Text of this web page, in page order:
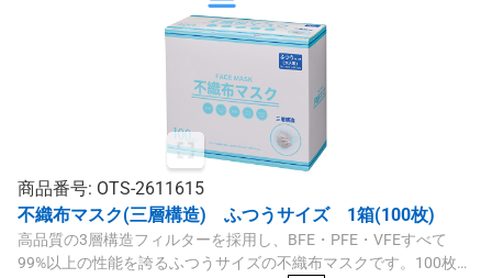
商品番号: OTS-2611615
不織布マスク(三層構造) ふつうサイズ 1箱(100枚)
高品質の3層構造フィルターを採用し、BFE・PFE・VFEすべて
99%以上の性能を誇るふつうサイズの不織布マスクです。100枚入